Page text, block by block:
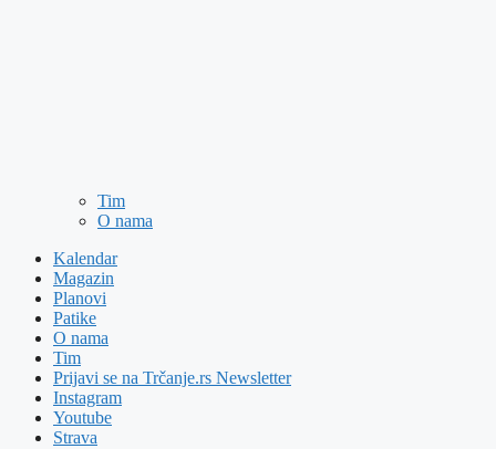
Tim
O nama
Kalendar
Magazin
Planovi
Patike
O nama
Tim
Prijavi se na Trčanje.rs Newsletter
Instagram
Youtube
Strava